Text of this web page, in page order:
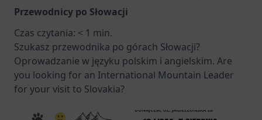
Przewodnicy po Słowacji
Czas czytania: < 1 min.
Szukasz przewodnika po górach Słowacji?
Oprowadzanie w języku polskim i angielskim. Are
you looking for an International Mountain Leader
for your visit to Slovakia?